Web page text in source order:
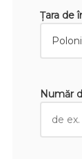
Țara de
Număr